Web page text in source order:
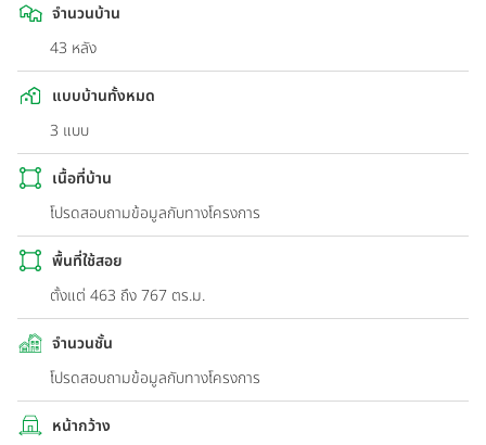
จำนวนบ้าน
43 หลัง
แบบบ้านทั้งหมด
3 แบบ
เนื้อที่บ้าน
โปรดสอบถามข้อมูลกับทางโครงการ
พื้นที่ใช้สอย
ตั้งแต่ 463 ถึง 767 ตร.ม.
จำนวนชั้น
โปรดสอบถามข้อมูลกับทางโครงการ
หน้ากว้าง